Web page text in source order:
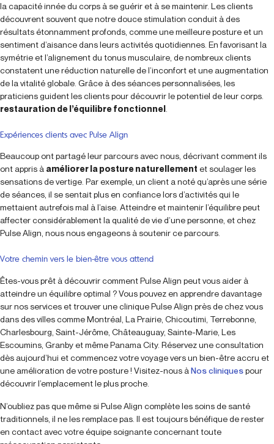
la capacité innée du corps à se guérir et à se maintenir. Les clients
découvrent souvent que notre douce stimulation conduit à des
résultats étonnamment profonds, comme une meilleure posture et un
sentiment d’aisance dans leurs activités quotidiennes. En favorisant la
symétrie et l’alignement du tonus musculaire, de nombreux clients
constatent une réduction naturelle de l’inconfort et une augmentation
de la vitalité globale. Grâce à des séances personnalisées, les
praticiens guident les clients pour découvrir le potentiel de leur corps.
restauration de l’équilibre fonctionnel
Expériences clients avec Pulse Align
Beaucoup ont partagé leur parcours avec nous, décrivant comment ils
ont appris à améliorer la posture naturellement et soulager les
sensations de vertige. Par exemple, un client a noté qu’après une série
de séances, il se sentait plus en confiance lors d’activités qui le
mettaient autrefois mal à l’aise. Atteindre et maintenir l’équilibre peut
affecter considérablement la qualité de vie d’une personne, et chez
Pulse Align, nous nous engageons à soutenir ce parcours.
Votre chemin vers le bien-être vous attend
Êtes-vous prêt à découvrir comment Pulse Align peut vous aider à
atteindre un équilibre optimal ? Vous pouvez en apprendre davantage
sur nos services et trouver une clinique Pulse Align près de chez vous
dans des villes comme Montréal, La Prairie, Chicoutimi, Terrebonne,
Charlesbourg, Saint-Jérôme, Châteauguay, Sainte-Marie, Les
Escoumins, Granby et même Panama City. Réservez une consultation
dès aujourd’hui et commencez votre voyage vers un bien-être accru et
une amélioration de votre posture ! Visitez-nous à Nos cliniquespour
découvrir l’emplacement le plus proche.
N’oubliez pas que même si Pulse Align complète les soins de santé
traditionnels, il ne les remplace pas. Il est toujours bénéfique de rester
en contact avec votre équipe soignante concernant toute